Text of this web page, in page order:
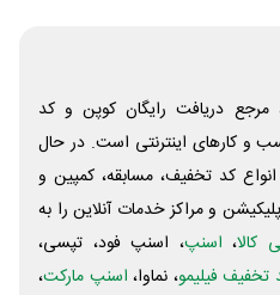
دریافت رایگان کوپن و کد
و‌ کارهای اینترنتی است. در حال
کد تخفیف، مسابقه، کمپین و
و مراکز خدمات آنلاین را به
کالا، اسنپ، اسنپ فود، تپسی،
تخفیف فیلیمو، نماوا، اسنپ مارکت،